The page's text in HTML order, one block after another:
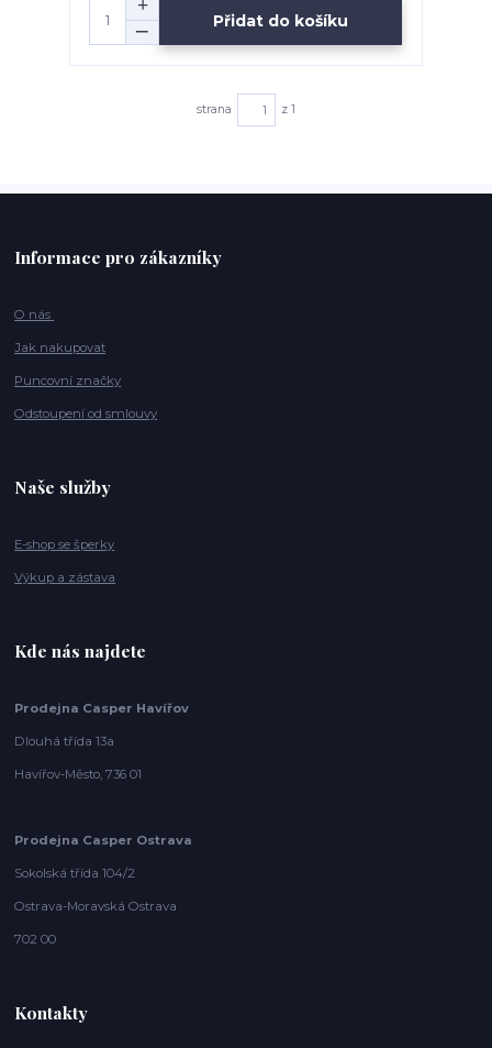
Přidat do košíku
strana z 1
Informace pro zákazníky
O nás
Jak nakupovat
Puncovní značky
Odstoupení od smlouvy
Naše služby
E-shop se šperky
Výkup a zástava
Kde nás najdete
Prodejna Casper Havířov
Dlouhá třída 13a
Havířov-Město, 736 01
Prodejna Casper Ostrava
Sokolská třída 104/2
Ostrava-Moravská Ostrava
702 00
Kontakty